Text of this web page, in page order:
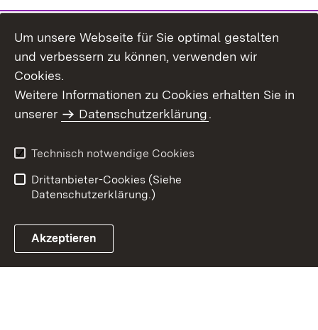
Benutzungshinweise
Erklärung zur
Um unsere Webseite für Sie optimal gestalten
und verbessern zu können, verwenden wir
Cookies.
Weitere Informationen zu Cookies erhalten Sie in
unserer
Datenschutzerklärung.
Technisch notwendige Cookies
Drittanbieter-Cookies (Siehe
Datenschutzerklärung.)
Akzeptieren